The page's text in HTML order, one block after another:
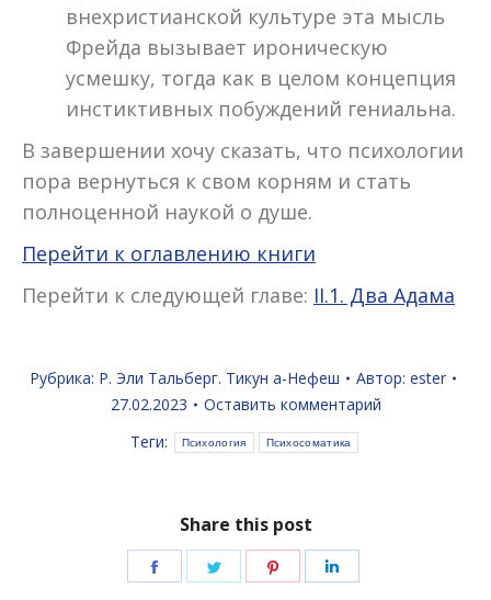
внехристианской культуре эта мысль
Фрейда вызывает ироническую
усмешку, тогда как в целом концепция
инстиктивных побуждений гениальна.
В завершении хочу сказать, что психологии
пора вернуться к свом корням и стать
полноценной наукой о душе.
Перейти к оглавлению книги
Перейти к следующей главе: II.1. Два Адама
Рубрика: Р. Эли Тальберг. Тикун а-Нефеш Автор: ester
27.02.2023
Оставить комментарий
Теги:
Психология Психосоматика
Share this post
ПоделитьсяПоделитьсяПоделиться